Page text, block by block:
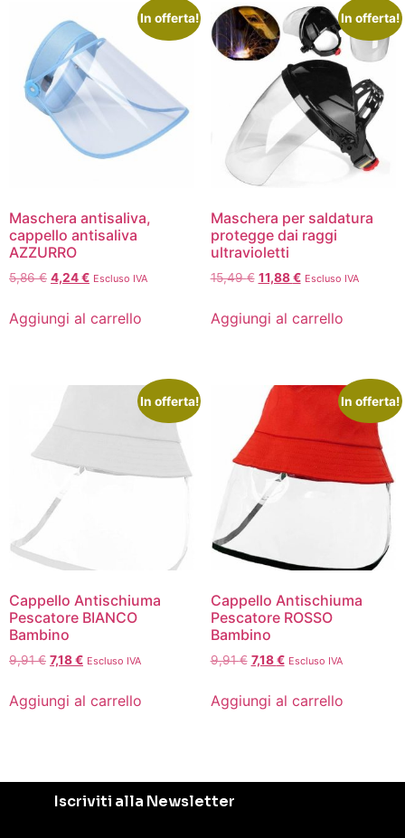
In offerta!
Maschera antisaliva,
cappello antisaliva
AZZURRO
5,86€ 4,24€ Escluso IVA
Aggiungi al carrello
In offerta!
Maschera per saldatura
protegge dai raggi
ultravioletti
15,49€ 11,88€ Escluso IVA
Aggiungi al carrello
In offerta!
Cappello Antischiuma
Pescatore BIANCO
Bambino
9,91€ 7,18€ Escluso IVA
Aggiungi al carrello
In offerta!
Cappello Antischiuma
Pescatore ROSSO
Bambino
9,91€ 7,18€ Escluso IVA
Aggiungi al carrello
Iscriviti alla Newsletter